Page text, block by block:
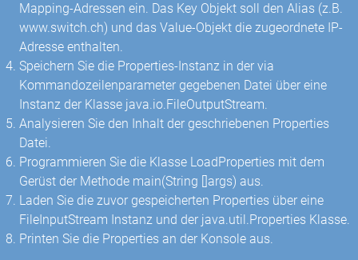
Mapping-Adressen ein. Das Key Objekt soll den Alias (z.B.
www.switch.ch) und das Value-Objekt die zugeordnete IP-
Adresse enthalten.
Speichern Sie die Properties-Instanz in der via
Kommandozeilenparameter gegebenen Datei über eine
Instanz der Klasse java.io.FileOutputStream.
Analysieren Sie den Inhalt der geschriebenen Properties
Datei.
Programmieren Sie die Klasse LoadProperties mit dem
Gerüst der Methode main(String []args) aus.
Laden Sie die zuvor gespeicherten Properties über eine
FileInputStream Instanz und der java.util.Properties Klasse.
Printen Sie die Properties an der Konsole aus.